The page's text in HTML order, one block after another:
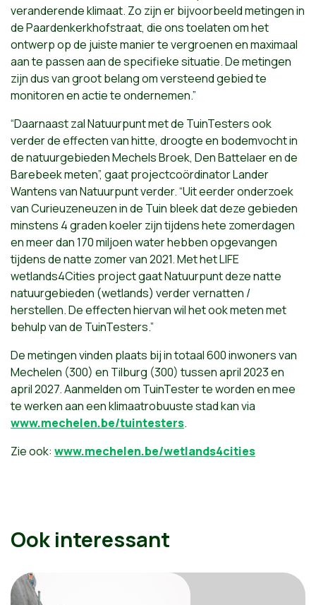
veranderende klimaat. Zo zijn er bijvoorbeeld metingen in
de Paardenkerkhofstraat, die ons toelaten om het
ontwerp op de juiste manier te vergroenen en maximaal
aan te passen aan de specifieke situatie. De metingen
zijn dus van groot belang om versteend gebied te
monitoren en actie te ondernemen.”
“Daarnaast zal Natuurpunt met de TuinTesters ook
verder de effecten van hitte, droogte en bodemvocht in
de natuurgebieden Mechels Broek, Den Battelaer en de
Barebeek meten”, gaat projectcoördinator Lander
Wantens van Natuurpunt verder. “Uit eerder onderzoek
van Curieuzeneuzen in de Tuin bleek dat deze gebieden
minstens 4 graden koeler zijn tijdens hete zomerdagen
en meer dan 170 miljoen water hebben opgevangen
tijdens de natte zomer van 2021. Met het LIFE
wetlands4Cities project gaat Natuurpunt deze natte
natuurgebieden (wetlands) verder vernatten /
herstellen. De effecten hiervan wil het ook meten met
behulp van de TuinTesters.”
De metingen vinden plaats bij in totaal 600 inwoners van
Mechelen (300) en Tilburg (300) tussen april 2023 en
april 2027. Aanmelden om TuinTester te worden en mee
te werken aan een klimaatrobuuste stad kan via
www.mechelen.be/tuintesters.
Zie ook: www.mechelen.be/wetlands4cities
Ook interessant